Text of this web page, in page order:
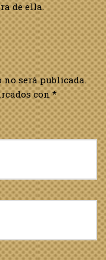
de ella.
será publicada.
con*